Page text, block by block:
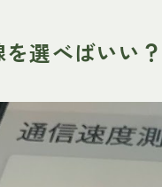
選べばいい？